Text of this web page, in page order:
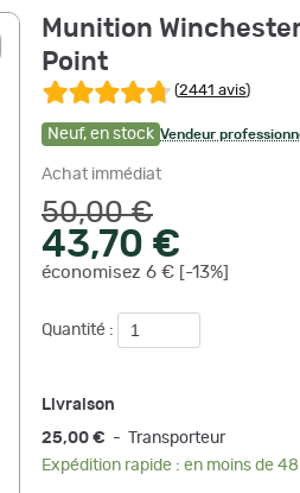
Munition
Point
(2441 avis)
Neuf, en stock Vendeur
Achat immédiat
50,00 €
43,70 €
économisez 6 € [-13%]
Quantité :
Livraison
25,00 € - Transporteur
Expédition rapide : en moins de